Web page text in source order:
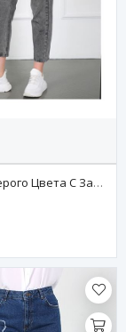
Джинсы Серого Цвета С Защипами На Штанинах